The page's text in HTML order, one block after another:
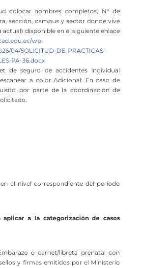
colocar nombres completos, N° de
sección, campus y sector donde vive
actual) disponible en el siguiente enlace
wp-
04/SOLICITUD-DE-PRACTICAS-
PA-36.docx
de seguro de accidentes individual
a color Adicional: En caso de
por parte de la coordinación de
el nivel correspondiente del período
aplicar a la categorización de casos
o carnet/libreta prenatal con
y firmas emitidos por el Ministerio